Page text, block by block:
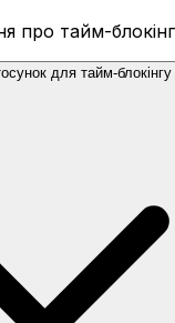
про тайм-
для тайм-